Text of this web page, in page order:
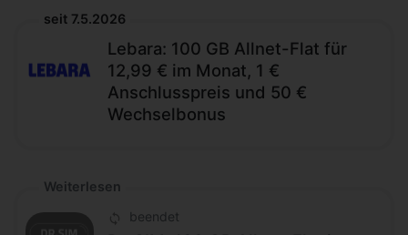
seit 7.5.2026
Lebara: 100 GB Allnet-Flat für
12,99 € im Monat, 1 €
Anschlusspreis und 50 €
Wechselbonus
Weiterlesen
beendet